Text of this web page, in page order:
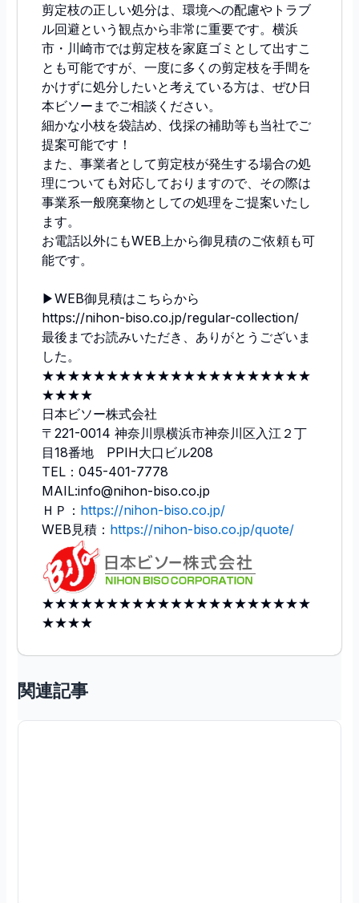
剪定枝の正しい処分は、環境への配慮やトラブ
ル回避という観点から非常に重要です。横浜
市・川崎市では剪定枝を家庭ゴミとして出すこ
とも可能ですが、一度に多くの剪定枝を手間を
かけずに処分したいと考えている方は、ぜひ日
本ビソーまでご相談ください。
細かな小枝を袋詰め、伐採の補助等も当社でご
提案可能です！
また、事業者として剪定枝が発生する場合の処
理についても対応しておりますので、その際は
事業系一般廃棄物としての処理をご提案いたし
ます。
お電話以外にもWEB上から御見積のご依頼も可
能です。
▶︎WEB御見積はこちらから
https://nihon-biso.co.jp/regular-collection/
最後までお読みいただき、ありがとうございま
した。
★★★★★★★★★★★★★★★★★★★★★
★★★★
日本ビソー株式会社
〒221-0014 神奈川県横浜市神奈川区入江２丁
目18番地 PPIH大口ビル208
TEL：045-401-7778
MAIL:info@nihon-biso.co.jp
ＨＰ： https://nihon-biso.co.jp/
WEB見積： https://nihon-biso.co.jp/quote/
★★★★★★★★★★★★★★★★★★★★★
★★★★
関連記事